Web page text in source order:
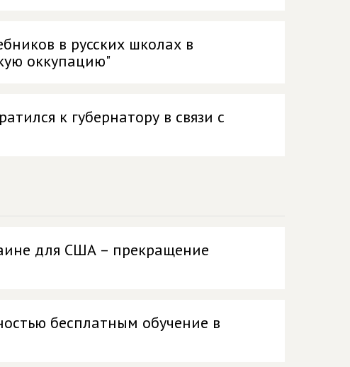
в русских школах в
оккупацию"
к губернатору в связи с
для США – прекращение
бесплатным обучение в